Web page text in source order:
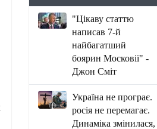
"Цікаву статтю
написав 7-й
найбагатший
боярин Московії" -
Джон Сміт
Україна не програє.
росія не перемагає.
Динаміка змінилася,